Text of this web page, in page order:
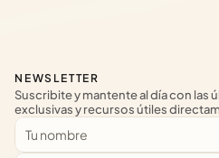
NEWSLETTER
Suscribite y mantente al día con las
exclusivas y recursos útiles